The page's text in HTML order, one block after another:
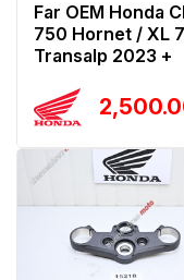
Far OEM Honda
750 Hornet / XL
Transalp 2023 +